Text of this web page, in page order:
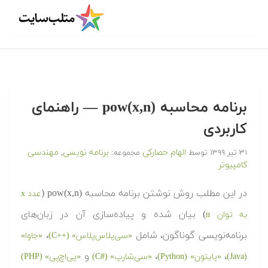
برنامه محاسبه pow(x,n)‎ — راهنمای
کاربردی
۳۱ تیر ۱۳۹۹ توسط الهام حصارکی مجموعه: برنامه نویسی, مهندسی
کامپیوتر
در این مطلب روش نوشتن برنامه محاسبه pow(x,n)‎ (
عدد x
به توان n
) بیان شده و پیاده‌سازی آن در زبان‌های
برنامه‌نویسی گوناگون، شامل «سی‌پلاس‌پلاس» (++C) ، «جاوا»
(Java)
،«پایتون» (Python) ، «سی‌شارپ» (#C) و «پی‌اچ‌پی» (PHP)